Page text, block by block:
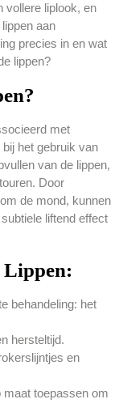
vollere liplook, en
aan
precies in en wat
lippen?
met
het gebruik van
van de lippen,
Door
de mond, kunnen
liftend effect
Lippen:
behandeling: het
hersteltijd.
en
toepassen om